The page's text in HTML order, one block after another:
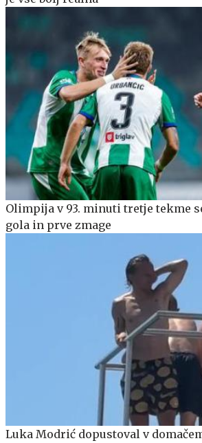
Olimpija v 93. minuti tretje tekme
gola in prve zmage
Luka Modrić dopustoval v